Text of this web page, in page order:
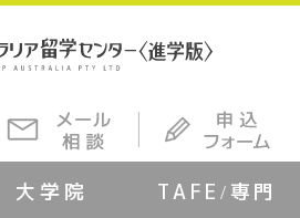
大学院 TAFE/専門